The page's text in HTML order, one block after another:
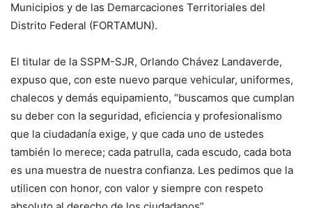
Municipios y de las Demarcaciones Territoriales del
Distrito Federal (FORTAMUN).
El titular de la SSPM-SJR, Orlando Chávez Landaverde,
expuso que, con este nuevo parque vehicular, uniformes,
chalecos y demás equipamiento, “buscamos que cumplan
su deber con la seguridad, eficiencia y profesionalismo
que la ciudadanía exige, y que cada uno de ustedes
también lo merece; cada patrulla, cada escudo, cada bota
es una muestra de nuestra confianza. Les pedimos que la
utilicen con honor, con valor y siempre con respeto